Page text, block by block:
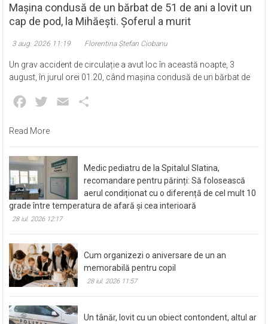
Mașina condusă de un bărbat de 51 de ani a lovit un
cap de pod, la Mihăești. Șoferul a murit
3 aug. 2026 11:19 Florentina Ștefan Ciobanu
Un grav accident de circulație a avut loc în această noapte, 3
august, în jurul orei 01.20, când mașina condusă de un bărbat de
Facebook
Twitter Email
Read More
Medic pediatru de la Spitalul Slatina,
recomandare pentru părinți: Să folosească
aerul condiționat cu o diferență de cel mult 10
grade între temperatura de afară și cea interioară
28 iul. 2026 12:17
Cum organizezi o aniversare de un an
memorabilă pentru copil
28 iul. 2026 11:57
Un tânăr, lovit cu un obiect contondent, altul ar